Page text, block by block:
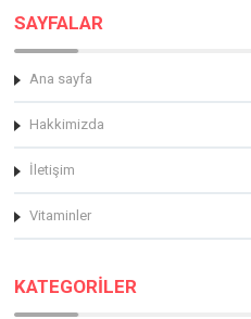
SAYFALAR
Ana sayfa
Hakkimizda
İletişim
Vitaminler
KATEGORİLER